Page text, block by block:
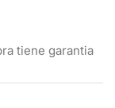
tiene garantia